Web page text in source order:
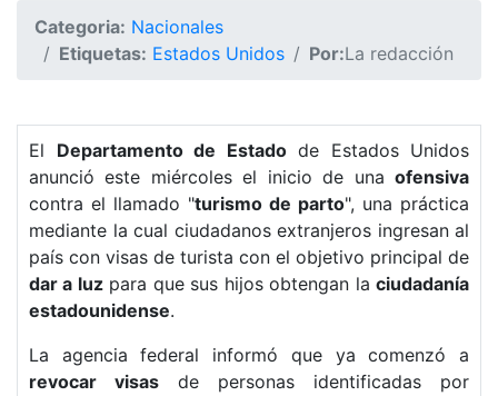
Categoria: Nacionales
Etiquetas: Estados Unidos Por:La redacción
El Departamento de Estadode Estados Unidos
anunció este miércoles el inicio de una ofensiva
contra el llamado "turismo de parto", una práctica
mediante la cual ciudadanos extranjeros ingresan al
país con visas de turista con el objetivo principal de
dar a luzpara que sus hijos obtengan laciudadanía
estadounidense.
La agencia federal informó que ya comenzó a
revocar visas de personas identificadas por